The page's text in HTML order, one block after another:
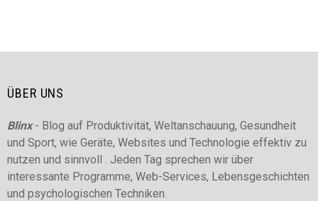
ÜBER UNS
Blinx- Blog auf Produktivität, Weltanschauung, Gesundheit
und Sport, wie Geräte, Websites und Technologie effektiv zu
nutzen und sinnvoll . Jeden Tag sprechen wir über
interessante Programme, Web-Services, Lebensgeschichten
und psychologischen Techniken.